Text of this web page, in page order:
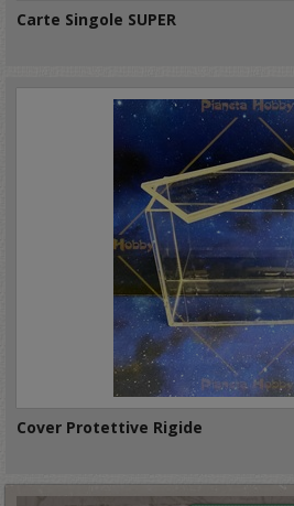
Carte Singole SUPER
Cover Protettive Rigide